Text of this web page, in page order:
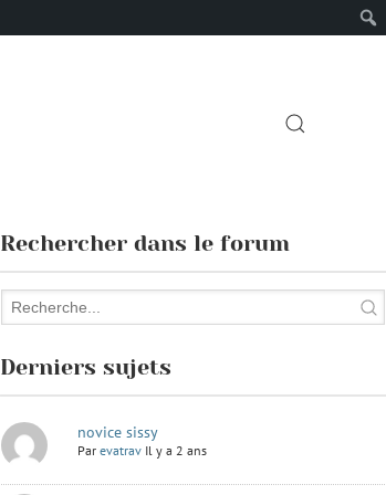
SEARCH
Rechercher dans le forum
Derniers sujets
novice sissy
Parevatrav Il y a 2 ans